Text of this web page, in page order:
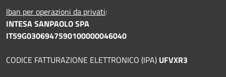
Iban per operazioni da privati:
INTESA SANPAOLO SPA
IT59G0306947590100000046040
CODICE FATTURAZIONE ELETTRONICO (IPA) UFVXR3